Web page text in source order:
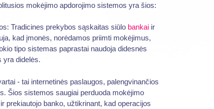
mokėjimo apdorojimo sistemos yra šios:
Tradicines prekybos sąskaitas siūlo bankaiir
kad įmonės, norėdamos priimti mokėjimus,
tipo sistemas paprastai naudoja didesnės
yra didelės.
- tai internetinės paslaugos, palengvinančios
Šios sistemos saugiai perduoda mokėjimo
ir prekiautojo banko, užtikrinant, kad operacijos